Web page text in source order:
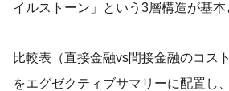
イルストーン」という3層構造が基本
比較表（直接金融vs間接金融のコス
をエグゼクティブサマリーに配置し